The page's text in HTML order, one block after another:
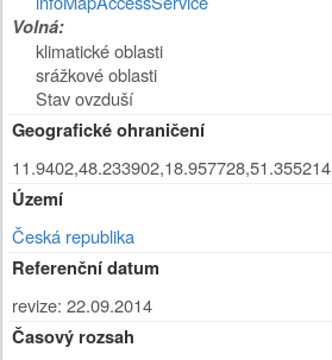
Volná:
klimatické oblasti
srážkové oblasti
Stav ovzduší
Geografické ohraničení
11.9402,48.233902,18.957728,51.355214
Území
Česká republika
Referenční datum
revize: 22.09.2014
Časový rozsah